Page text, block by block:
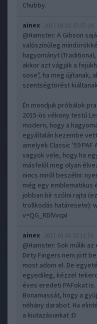
Chubby.
ainex 2017.03.02 17:57:19
@Hamster: A Gibson
valószínűleg
hagyományt
akkor azt vágják a
sose", ha meg újítanak,
szentségtörést
Én mondjuk próbálok
2015-ös vékony testű
modern, hogy a
egyáltalán kezembe
amelyek Classic '59 PAF
vagyok vele, hogy ha
másfelől meg olyan
nincs miről beszélni:
még egy emblematikus
jobban bír szólni rajta
trollkodás határesete):
v=QG_RDlVvqxI
ainex 2017.03.03 22:11:55
@Hamster: Sok múlik
Dirty Fingers nem jött
most adom el. De
egyedileg, kézzel
éves eredeti PAFokat
Bonamassát, hogy a
néhány darabot. Ha
a kiutazásunkat :D